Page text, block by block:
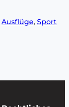
Ausflüge, Sport